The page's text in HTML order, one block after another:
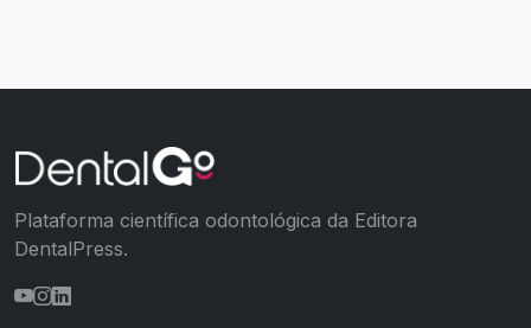
Plataforma científica odontológica da Editora
DentalPress.